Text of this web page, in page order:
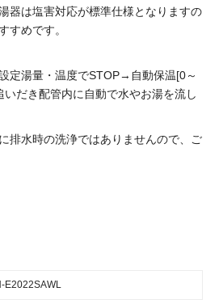
器は塩害対応が標準仕様となりますの
すめです。
定湯量・温度でSTOP→自動保温[0～
だき配管内に自動で水やお湯を流し
排水時の洗浄ではありませんので、ご
E2022SAWL